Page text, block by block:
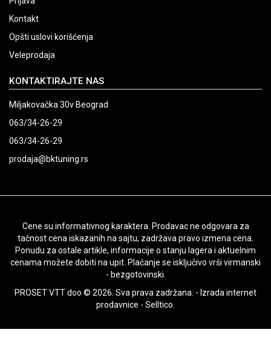
Kontakt
Opšti uslovi korišćenja
Veleprodaja
KONTAKTIRAJTE NAS
Miljakovačka 30v Beograd
063/34-26-29
063/34-26-29
prodaja@bktuning.rs
Cene su informativnog karaktera. Prodavac ne odgovara za
tačnost cena iskazanih na sajtu, zadržava pravo izmena cena.
Ponudu za ostale artikle, informacije o stanju lagera i aktuelnim
cenama možete dobiti na upit. Plaćanje se isključivo vrši virmanski
- bezgotovinski.
PROSET VTT doo © 2026. Sva prava zadržana. - Izrada internet
prodavnice - Selltico.